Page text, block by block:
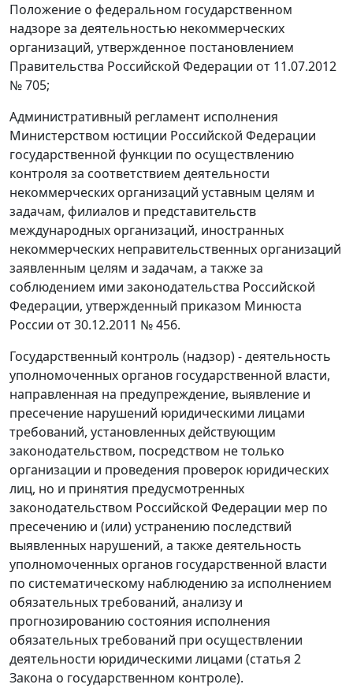
Положение о федеральном государственном
надзоре за деятельностью некоммерческих
организаций, утвержденное постановлением
Правительства Российской Федерации от 11.07.2012
№ 705;
Административный регламент исполнения
Министерством юстиции Российской Федерации
государственной функции по осуществлению
контроля за соответствием деятельности
некоммерческих организаций уставным целям и
задачам, филиалов и представительств
международных организаций, иностранных
некоммерческих неправительственных организаций
заявленным целям и задачам, а также за
соблюдением ими законодательства Российской
Федерации, утвержденный приказом Минюста
России от 30.12.2011 № 456.
Государственный контроль (надзор) - деятельность
уполномоченных органов государственной власти,
направленная на предупреждение, выявление и
пресечение нарушений юридическими лицами
требований, установленных действующим
законодательством, посредством не только
организации и проведения проверок юридических
лиц, но и принятия предусмотренных
законодательством Российской Федерации мер по
пресечению и (или) устранению последствий
выявленных нарушений, а также деятельность
уполномоченных органов государственной власти
по систематическому наблюдению за исполнением
обязательных требований, анализу и
прогнозированию состояния исполнения
обязательных требований при осуществлении
деятельности юридическими лицами (статья 2
Закона о государственном контроле).